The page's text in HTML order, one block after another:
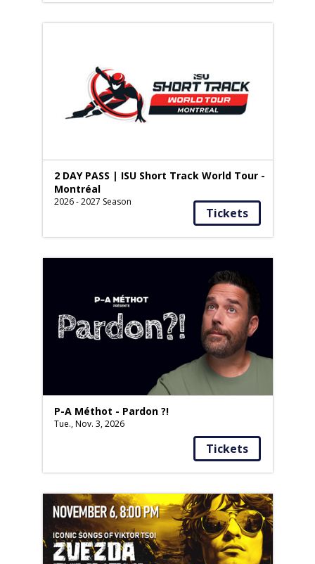
2 DAY PASS | ISU Short Track World Tour -
Montréal
2026 - 2027 Season
Tickets
P-A Méthot - Pardon ?!
Tue., Nov. 3, 2026
Tickets